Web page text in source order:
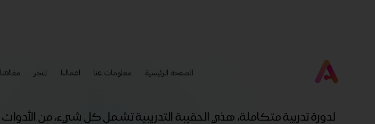
الصفحة الرئيسية معلومات عنا اعمالنا المتجر مقالاتنا
لدورة تدربية متكاملة، هذي الحقيبة التدريبية تشمل كل شيء، من الأدوات